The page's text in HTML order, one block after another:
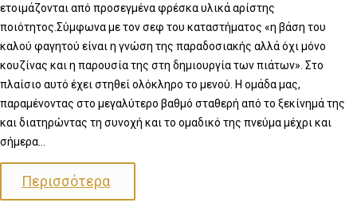
ετοιμάζονται από προσεγμένα φρέσκα υλικά αρίστης
ποιότητος.Σύμφωνα με τον σεφ του καταστήματος «η βάση του
καλού φαγητού είναι η γνώση της παραδοσιακής αλλά όχι μόνο
κουζίνας και η παρουσία της στη δημιουργία των πιάτων». Στο
πλαίσιο αυτό έχει στηθεί ολόκληρο το μενού. Η ομάδα μας,
παραμένοντας στο μεγαλύτερο βαθμό σταθερή από το ξεκίνημά της
και διατηρώντας τη συνοχή και το ομαδικό της πνεύμα μέχρι και
σήμερα…
Περισσότερα